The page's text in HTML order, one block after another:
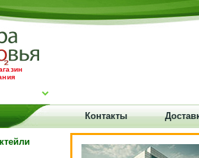
Контакты